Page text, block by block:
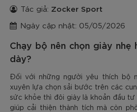
Tác giả: Zocker Sport
Ngày cập nhật: 05/05/2026
Chạy bộ nên chọn giày
dày?
Đối với những người yêu thích bộ
xuyên lựa chọn sải bước trên các
sức khỏe thì đôi giày là khoản đầu
giúp cải thiện thành tích mà còn